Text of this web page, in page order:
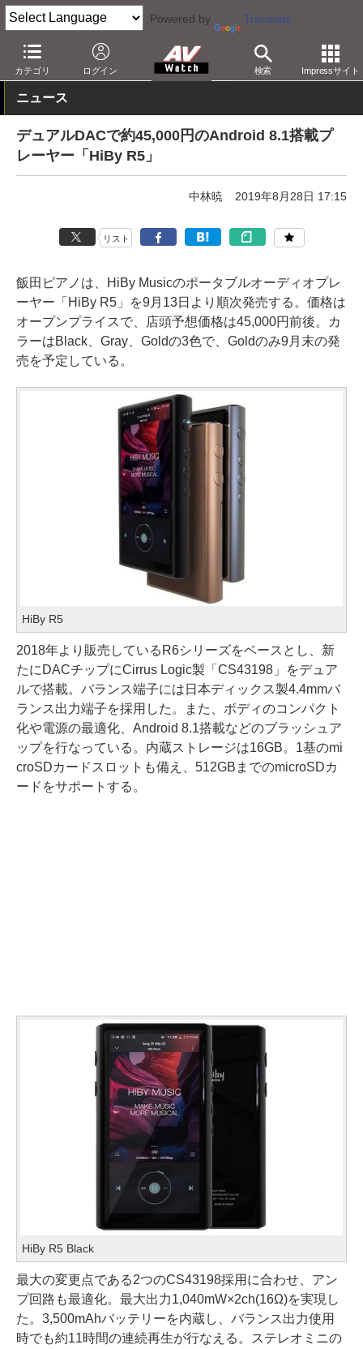
Powered by Translate
カテゴリ ログイン 検索 Impressサイト
AV Watch 製品 ポータブルオーディオ
ニュース
デュアルDACで約45,000円のAndroid 8.1搭載プ
レーヤー「HiBy R5」
中林暁 2019年8月28日 17:15
リスト
飯田ピアノは、HiBy Musicのポータブルオーディオプレ
ーヤー「HiBy R5」を9月13日より順次発売する。価格は
オープンプライスで、店頭予想価格は45,000円前後。カ
ラーはBlack、Gray、Goldの3色で、Goldのみ9月末の発
売を予定している。
HiBy R5
2018年より販売しているR6シリーズをベースとし、新
たにDACチップにCirrus Logic製「CS43198」をデュア
ルで搭載。バランス端子には日本ディックス製4.4mmバ
ランス出力端子を採用した。また、ボディのコンパクト
化や電源の最適化、Android 8.1搭載などのブラッシュア
ップを行なっている。内蔵ストレージは16GB。1基のmi
croSDカードスロットも備え、512GBまでのmicroSDカ
ードをサポートする。
HiBy R5 Black
最大の変更点である2つのCS43198採用に合わせ、アン
プ回路も最適化。最大出力1,040mW×2ch(16Ω)を実現し
た。3,500mAhバッテリーを内蔵し、バランス出力使用
時でも約11時間の連続再生が行なえる。ステレオミニの